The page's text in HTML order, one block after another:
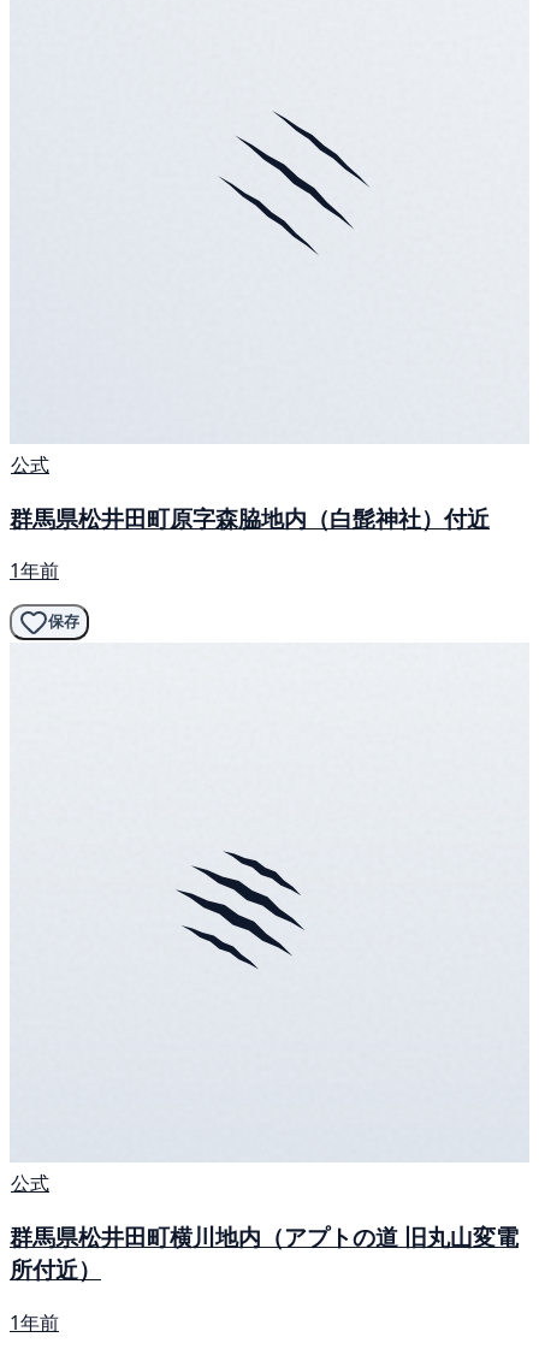
公式
群馬県松井田町原字森脇地内（白髭神社）付近
1年前
保存
公式
群馬県松井田町横川地内（アプトの道 旧丸山変電
所付近）
1年前